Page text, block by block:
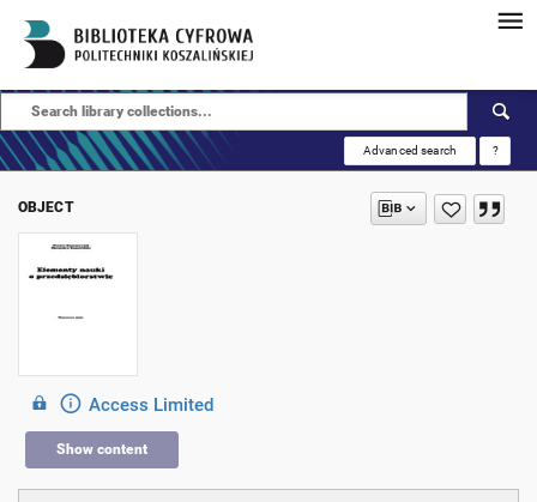
Advanced search ?
OBJECT
Access Limited
Show content